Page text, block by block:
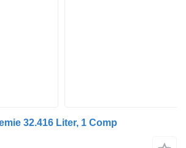
32.416 Liter, 1 Comp